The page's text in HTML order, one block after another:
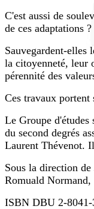
C'est aussi de
de ces adaptations ?
Sauvegardent-elles
la citoyenneté, leur
pérennité des
Ces travaux portent
Le Groupe d'études
du second degrés
Laurent Thévenot.
Sous la direction
Romuald
ISBN DBU 2-